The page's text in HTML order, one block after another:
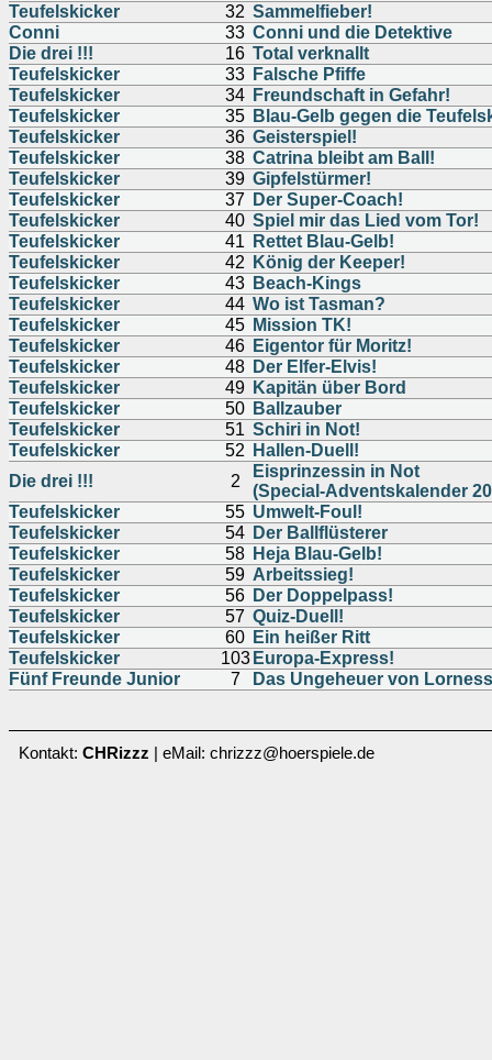
Teufelskicker
32 Sammelfieber!
Conni
33 Conni und die Detektive
Die drei !!!
16 Total verknallt
Teufelskicker
33 Falsche Pfiffe
Teufelskicker
34 Freundschaft in Gefahr!
Teufelskicker
35 Blau-Gelb gegen die
Teufelskicker
36 Geisterspiel!
Teufelskicker
38 Catrina bleibt am Ball!
Teufelskicker
39 Gipfelstürmer!
Teufelskicker
37
Der Super-Coach!
Teufelskicker
40 Spiel mir das Lied vom Tor!
Teufelskicker
41
Rettet Blau-Gelb!
Teufelskicker
42
König der Keeper!
Teufelskicker
43 Beach-Kings
Teufelskicker
44 Wo ist Tasman?
Teufelskicker
45 Mission TK!
Teufelskicker
46 Eigentor für Moritz!
Teufelskicker
48 Der Elfer-Elvis!
Teufelskicker
49 Kapitän über Bord
Teufelskicker
50 Ballzauber
Teufelskicker
51 Schiri in Not!
Teufelskicker
52
Hallen-Duell!
Die drei !!!
2
Eisprinzessin in Not
(Special-Adventskalender
Teufelskicker
55 Umwelt-Foul!
Teufelskicker
54 Der Ballflüsterer
Teufelskicker
58 Heja Blau-Gelb!
Teufelskicker
59 Arbeitssieg!
Teufelskicker
56 Der Doppelpass!
Teufelskicker
57 Quiz-Duell!
Teufelskicker
60 Ein heißer Ritt
Teufelskicker
103 Europa-Express!
Fünf Freunde Junior
7 Das Ungeheuer von
Kontakt: CHRizzz | eMail: chrizzz@hoerspiele.de